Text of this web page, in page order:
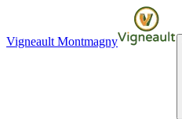
Vigneault Montmagny